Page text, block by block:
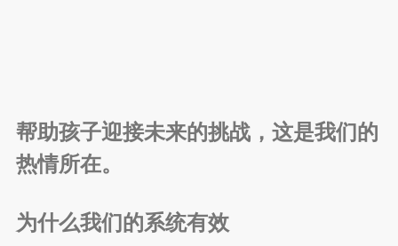
帮助孩子迎接未来的挑战，这是我们的
热情所在。
为什么我们的系统有效